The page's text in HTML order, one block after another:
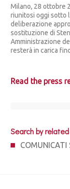
Milano, 28 ottobre
riunitosi oggi sotto
deliberazione
sostituzione di
Amministrazione
resterà in carica
Read the press
Search by
COMUNICATI